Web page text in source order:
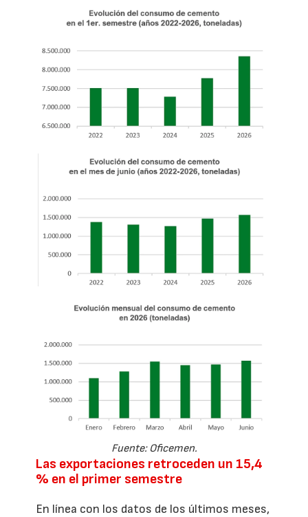
Fuente: Oficemen.
Las exportaciones retroceden un 15,4
% en el primer semestre
En línea con los datos de los últimos meses,